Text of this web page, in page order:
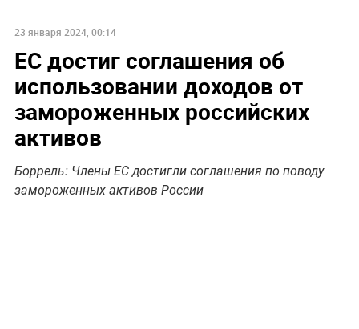
23 января 2024, 00:14
ЕС достиг соглашения об
использовании доходов от
замороженных российских
активов
Боррель: Члены ЕС достигли соглашения по поводу
замороженных активов России